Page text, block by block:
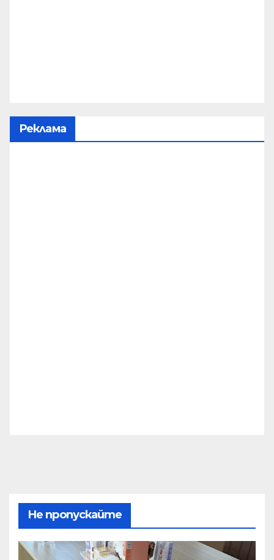
Реклама
Не пропускайте